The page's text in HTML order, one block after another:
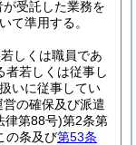
が受託した業務を
て準用する。
しくは職員であ
者若しくは従事し
いに従事してい
の確保及び派遣
律第88号)第2条第
の条及び第53条